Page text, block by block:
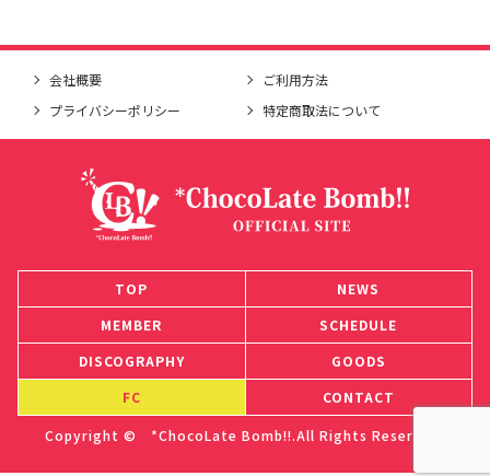
会社概要
ご利用方法
プライバシーポリシー
特定商取法について
TOP
NEWS
MEMBER
SCHEDULE
DISCOGRAPHY
GOODS
FC
CONTACT
Copyright © *ChocoLate Bomb!!.All Rights Reserved.